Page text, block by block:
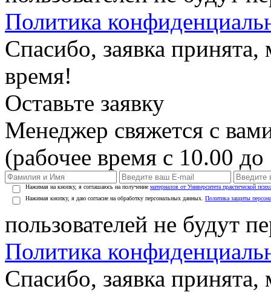
Политика
Спасибо, заявка
время!
Оставьте заявку
Менеджер свяжется с
(рабочее время с 10.00
Нажимая на кнопку, я соглашаюсь на получение материалов от Университета практической
Нажимая кнопку, я даю согласие на обработку персональных данных. Политика защиты
пользователей не будут
Политика
Спасибо, заявка